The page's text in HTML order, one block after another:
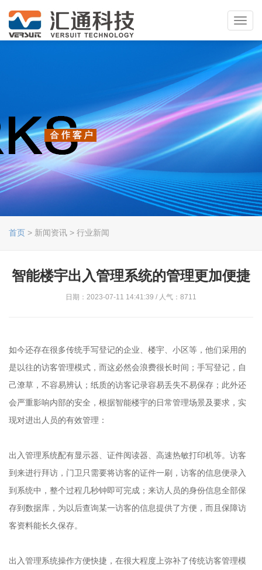
首页 > 新闻资讯 > 行业新闻
智能楼宇出入管理系统的管理更加便捷
日期：2023-07-11 14:41:39 / 人气：8711
如今还存在很多传统手写登记的企业、楼宇、小区等，他们采用的
是以往的访客管理模式，而这必然会浪费很长时间；手写登记，自
己潦草，不容易辨认；纸质的访客记录容易丢失不易保存；此外还
会严重影响内部的安全，根据智能楼宇的日常管理场景及要求，实
现对进出人员的有效管理：
出入管理系统配有显示器、证件阅读器、高速热敏打印机等。访客
到来进行拜访，门卫只需要将访客的证件一刷，访客的信息便录入
到系统中，整个过程几秒钟即可完成；来访人员的身份信息全部保
存到数据库，为以后查询某一访客的信息提供了方便，而且保障访
客资料能长久保存。
出入管理系统操作方便快捷，在很大程度上弥补了传统访客管理模